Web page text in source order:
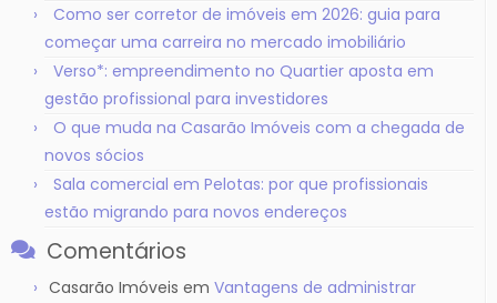
Como ser corretor de imóveis em 2026: guia para
começar uma carreira no mercado imobiliário
Verso*: empreendimento no Quartier aposta em
gestão profissional para investidores
O que muda na Casarão Imóveis com a chegada de
novos sócios
Sala comercial em Pelotas: por que profissionais
estão migrando para novos endereços
Comentários
Casarão Imóveis em Vantagens de administrar